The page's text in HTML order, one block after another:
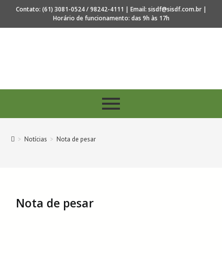
Contato: (61) 3081-0524 / 98242-4111 | Email: sisdf@sisdf.com.br |
Horário de funcionamento: das 9h às 17h
> Notícias > Nota de pesar
Nota de pesar